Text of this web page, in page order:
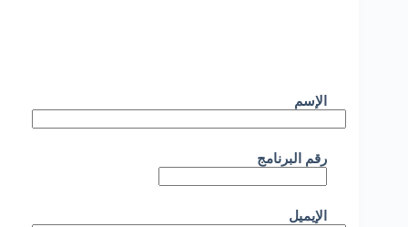
الإسم
رقم البرنامج
الإيميل